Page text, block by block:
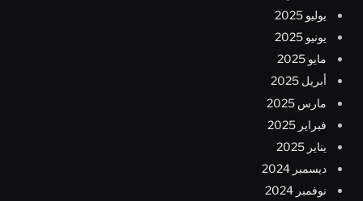
يوليو 2025
يونيو 2025
مايو 2025
أبريل 2025
مارس 2025
فبراير 2025
يناير 2025
ديسمبر 2024
نوفمبر 2024